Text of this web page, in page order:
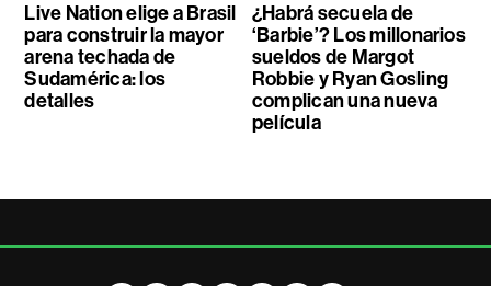
Live Nation elige a Brasil
para construir la mayor
arena techada de
Sudamérica: los
detalles
¿Habrá secuela de
‘Barbie’? Los millonarios
sueldos de Margot
Robbie y Ryan Gosling
complican una nueva
película